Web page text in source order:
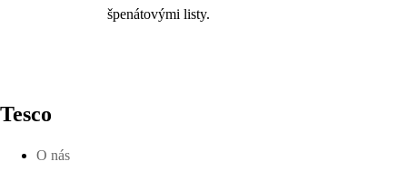
špenátovými listy.
Tesco
O nás